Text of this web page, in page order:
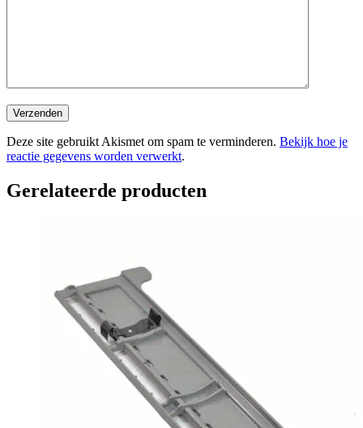
Deze site gebruikt Akismet om spam te verminderen. Bekijk hoe je
reactie gegevens worden verwerkt.
Gerelateerde producten